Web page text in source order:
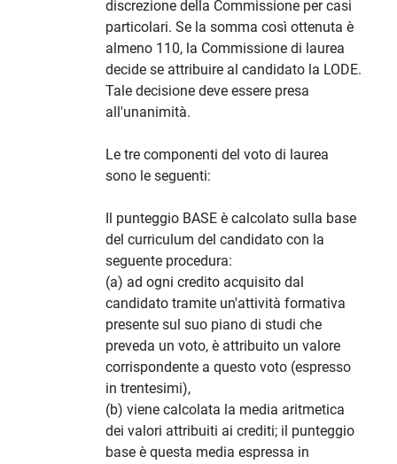
discrezione della Commissione per casi
particolari. Se la somma così ottenuta è
almeno 110, la Commissione di laurea
decide se attribuire al candidato la LODE.
Tale decisione deve essere presa
all'unanimità.
Le tre componenti del voto di laurea
sono le seguenti:
Il punteggio BASE è calcolato sulla base
del curriculum del candidato con la
seguente procedura:
(a) ad ogni credito acquisito dal
candidato tramite un'attività formativa
presente sul suo piano di studi che
preveda un voto, è attribuito un valore
corrispondente a questo voto (espresso
in trentesimi),
(b) viene calcolata la media aritmetica
dei valori attribuiti ai crediti; il punteggio
base è questa media espressa in